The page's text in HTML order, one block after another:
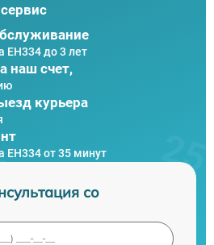
EH334 до 3 лет
наш счет,
курьера
EH334 от 35 минут
со